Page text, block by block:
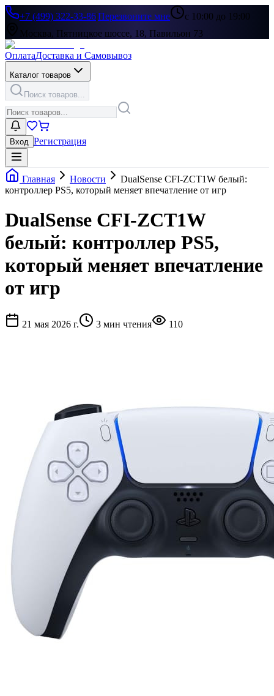
+7 (499) 322-33-86|Перезвоните мне
с 10:00 до 19:00
Москва, Пятницкое шоссе, 18, Павильон 73
ОплатаДоставка и Самовывоз
Каталог товаров
Поиск товаров...
Вход Регистрация
Главная Новости
DualSense CFI-ZCT1W белый:
контроллер PS5, который меняет впечатление от игр
DualSense CFI-ZCT1W
белый: контроллер PS5,
который меняет впечатление
от игр
21 мая 2026 г. 3 мин чтения 110